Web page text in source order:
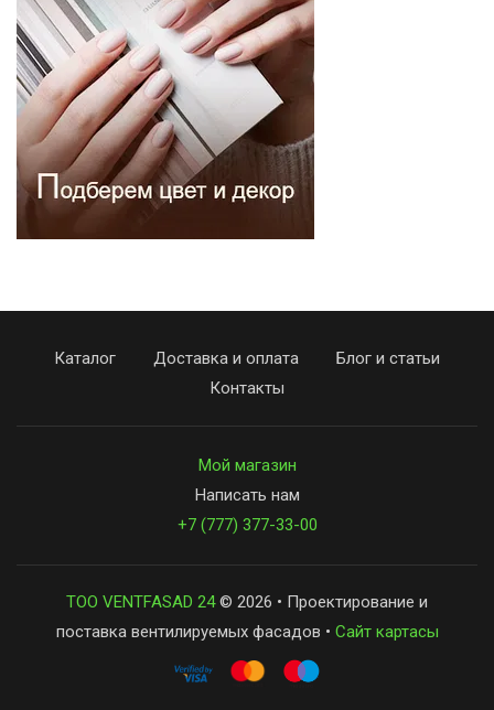
Каталог Доставка и оплата
Блог и статьи
Контакты
Мой магазин
Написать нам
+7 (777) 377-33-00
ТОО VENTFASAD 24© 2026 • Проектирование и
поставка вентилируемых фасадов • Сайт картасы